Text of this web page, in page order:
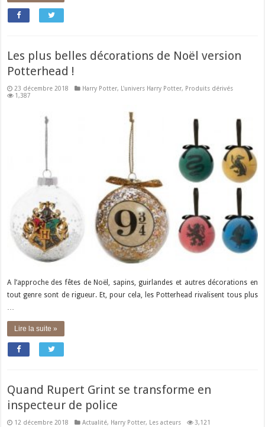
Les plus belles décorations de Noël version
Potterhead !
23 décembre 2018 Harry Potter, L'univers Harry Potter, Produits dérivés
1,387
A l’approche des fêtes de Noël, sapins, guirlandes et autres décorations en
tout genre sont de rigueur. Et, pour cela, les Potterhead rivalisent tous plus
…
Lire la suite »
Quand Rupert Grint se transforme en
inspecteur de police
12 décembre 2018 Actualité, Harry Potter, Les acteurs 3,121